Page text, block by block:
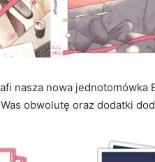
nasza nowa jednotomówka
obwolutę oraz dodatki